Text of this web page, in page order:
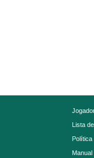
Lista
Política